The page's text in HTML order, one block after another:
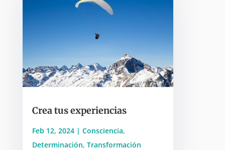
Crea tus experiencias
Feb 12, 2024| Consciencia,
Determinación, Transformación